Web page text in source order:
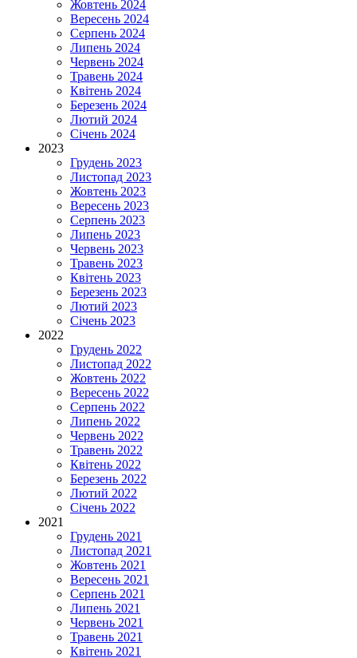
Жовтень 2024
Вересень 2024
Серпень 2024
Липень 2024
Червень 2024
Травень 2024
Квітень 2024
Березень 2024
Лютий 2024
Січень 2024
2023
Грудень 2023
Листопад 2023
Жовтень 2023
Вересень 2023
Серпень 2023
Липень 2023
Червень 2023
Травень 2023
Квітень 2023
Березень 2023
Лютий 2023
Січень 2023
2022
Грудень 2022
Листопад 2022
Жовтень 2022
Вересень 2022
Серпень 2022
Липень 2022
Червень 2022
Травень 2022
Квітень 2022
Березень 2022
Лютий 2022
Січень 2022
2021
Грудень 2021
Листопад 2021
Жовтень 2021
Вересень 2021
Серпень 2021
Липень 2021
Червень 2021
Травень 2021
Квітень 2021